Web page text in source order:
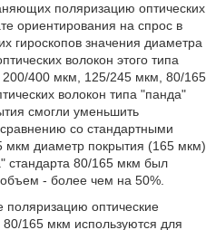
поляризацию оптических
ориентирования на спрос в
гироскопов значения диаметра
волокон этого типа
400 мкм, 125/245 мкм, 80/165
волокон типа "панда"
смогли уменьшить
со стандартными
мкм диаметр покрытия (165 мкм)
стандарта 80/165 мкм был
- более чем на 50%.
оптические
80/165 мкм используются для